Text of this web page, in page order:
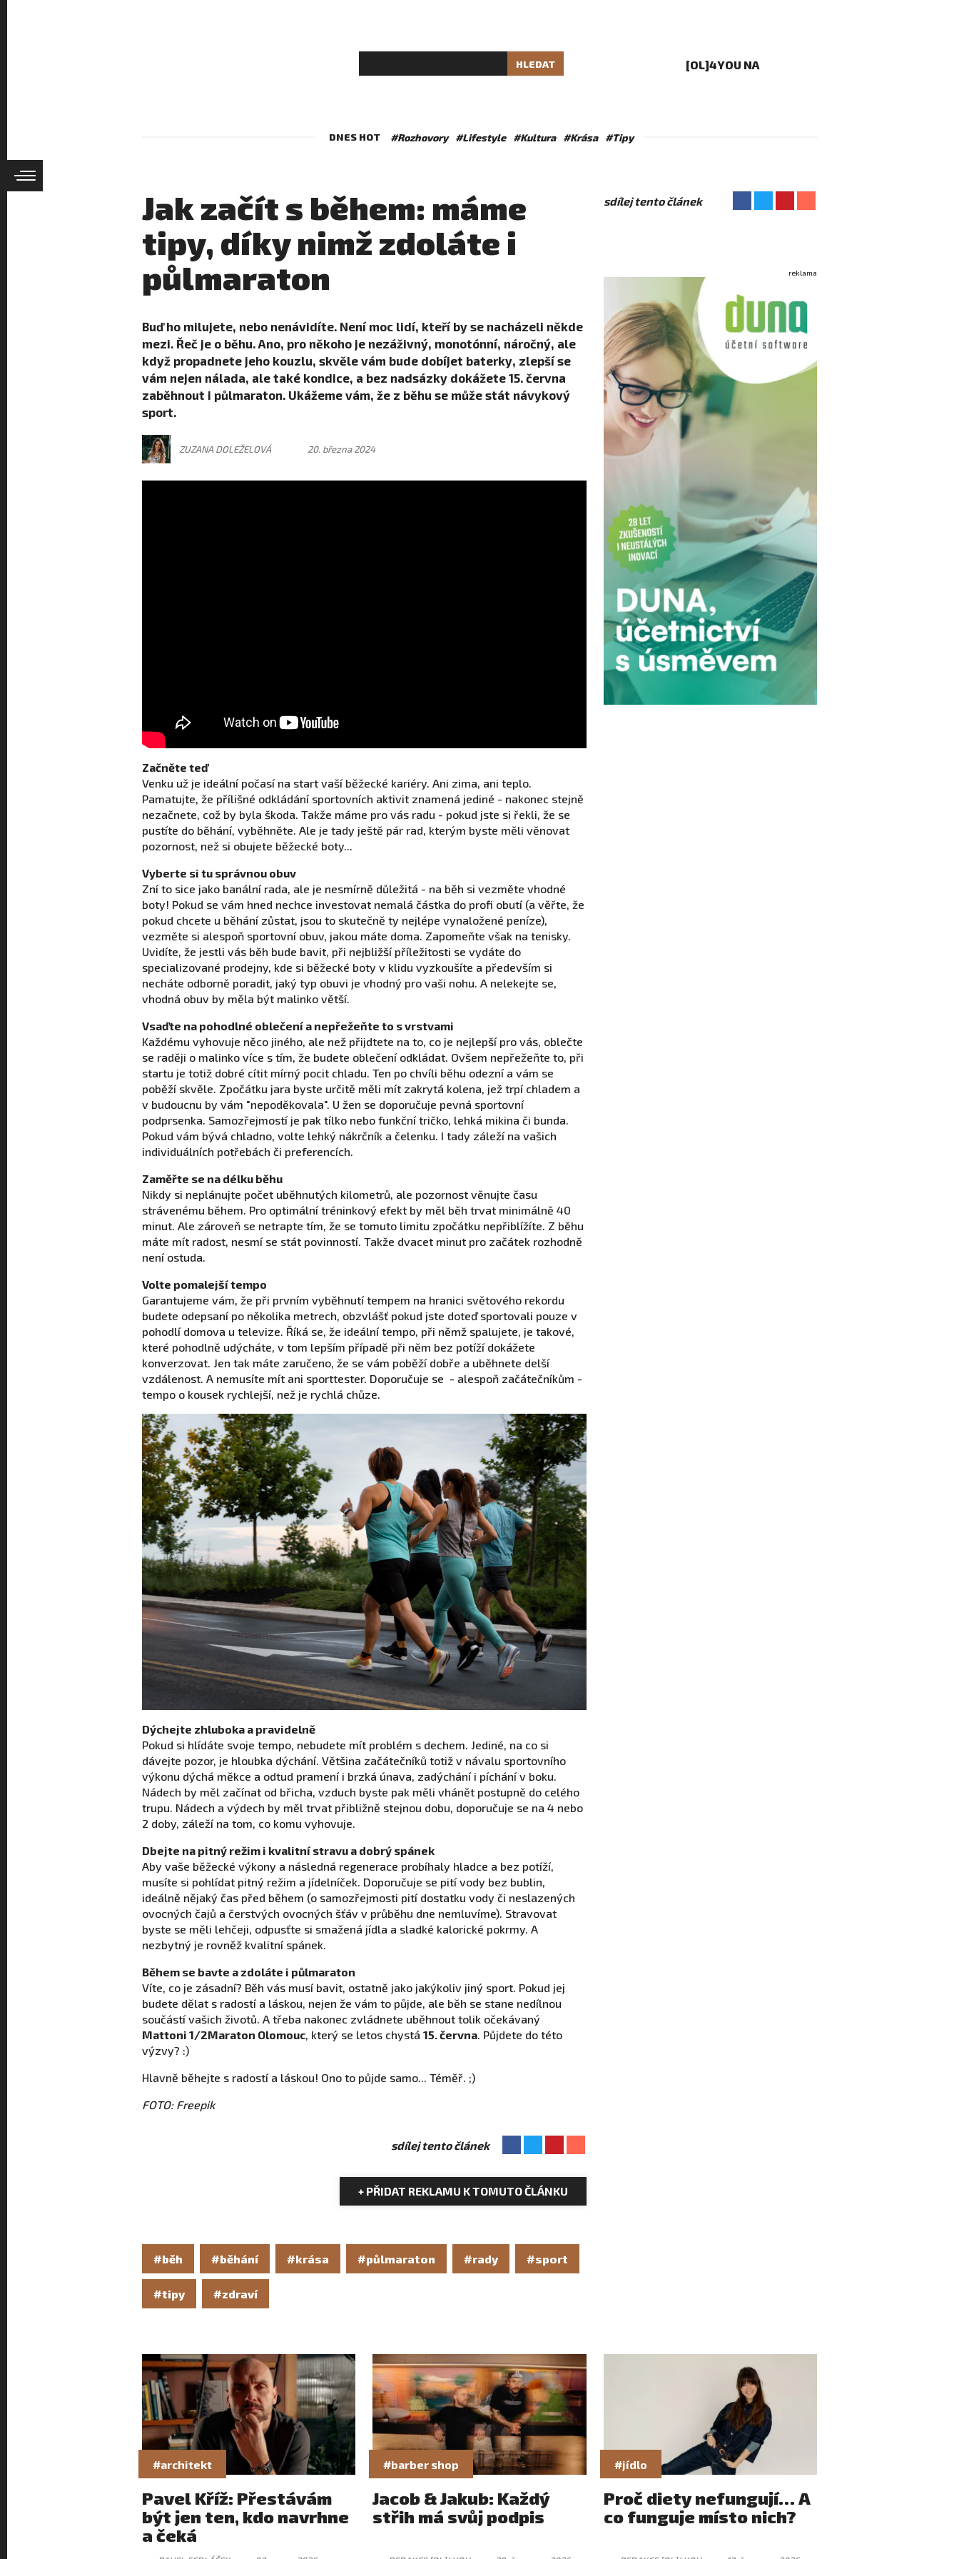
HLEDAT [OL]4YOU NA
DNES HOT #Rozhovory #Lifestyle #Kultura #Krása #Tipy
Jak začít s během: máme
tipy, díky nimž zdoláte i
půlmaraton
Buď ho milujete, nebo nenávidíte. Není moc lidí, kteří by se nacházeli někde
mezi. Řeč je o běhu. Ano, pro někoho je nezáživný, monotónní, náročný, ale
když propadnete jeho kouzlu, skvěle vám bude dobíjet baterky, zlepší se
vám nejen nálada, ale také kondice, a bez nadsázky dokážete 15. června
zaběhnout i půlmaraton. Ukážeme vám, že z běhu se může stát návykový
sport.
ZUZANA DOLEŽELOVÁ 20. března 2024
Začněte teď
Venku už je ideální počasí na start vaší běžecké kariéry. Ani zima, ani teplo.
Pamatujte, že přílišné odkládání sportovních aktivit znamená jediné - nakonec stejně
nezačnete, což by byla škoda. Takže máme pro vás radu - pokud jste si řekli, že se
pustíte do běhání, vyběhněte. Ale je tady ještě pár rad, kterým byste měli věnovat
pozornost, než si obujete běžecké boty...
Vyberte si tu správnou obuv
Zní to sice jako banální rada, ale je nesmírně důležitá - na běh si vezměte vhodné
boty! Pokud se vám hned nechce investovat nemalá částka do profi obutí (a věřte, že
pokud chcete u běhání zůstat, jsou to skutečně ty nejlépe vynaložené peníze),
vezměte si alespoň sportovní obuv, jakou máte doma. Zapomeňte však na tenisky.
Uvidíte, že jestli vás běh bude bavit, při nejbližší příležitosti se vydáte do
specializované prodejny, kde si běžecké boty v klidu vyzkoušíte a především si
necháte odborně poradit, jaký typ obuvi je vhodný pro vaši nohu. A nelekejte se,
vhodná obuv by měla být malinko větší.
Vsaďte na pohodlné oblečení a nepřežeňte to s vrstvami
Každému vyhovuje něco jiného, ale než přijdtete na to, co je nejlepší pro vás, oblečte
se raději o malinko více s tím, že budete oblečení odkládat. Ovšem nepřežeňte to, při
startu je totiž dobré cítit mírný pocit chladu. Ten po chvíli běhu odezní a vám se
poběží skvěle. Zpočátku jara byste určitě měli mít zakrytá kolena, jež trpí chladem a
v budoucnu by vám "nepoděkovala". U žen se doporučuje pevná sportovní
podprsenka. Samozřejmostí je pak tílko nebo funkční tričko, lehká mikina či bunda.
Pokud vám bývá chladno, volte lehký nákrčník a čelenku. I tady záleží na vašich
individuálních potřebách či preferencích.
Zaměřte se na délku běhu
Nikdy si neplánujte počet uběhnutých kilometrů, ale pozornost věnujte času
strávenému během. Pro optimální tréninkový efekt by měl běh trvat minimálně 40
minut. Ale zároveň se netrapte tím, že se tomuto limitu zpočátku nepřiblížíte. Z běhu
máte mít radost, nesmí se stát povinností. Takže dvacet minut pro začátek rozhodně
není ostuda.
Volte pomalejší tempo
Garantujeme vám, že při prvním vyběhnutí tempem na hranici světového rekordu
budete odepsaní po několika metrech, obzvlášť pokud jste doteď sportovali pouze v
pohodlí domova u televize. Říká se, že ideální tempo, při němž spalujete, je takové,
které pohodlně udýcháte, v tom lepším případě při něm bez potíží dokážete
konverzovat. Jen tak máte zaručeno, že se vám poběží dobře a uběhnete delší
vzdálenost. A nemusíte mít ani sporttester. Doporučuje se - alespoň začátečníkům -
tempo o kousek rychlejší, než je rychlá chůze.
Dýchejte zhluboka a pravidelně
Pokud si hlídáte svoje tempo, nebudete mít problém s dechem. Jediné, na co si
dávejte pozor, je hloubka dýchání. Většina začátečníků totiž v návalu sportovního
výkonu dýchá měkce a odtud pramení i brzká únava, zadýchání i píchání v boku.
Nádech by měl začínat od břicha, vzduch byste pak měli vhánět postupně do celého
trupu. Nádech a výdech by měl trvat přibližně stejnou dobu, doporučuje se na 4 nebo
2 doby, záleží na tom, co komu vyhovuje.
Dbejte na pitný režim i kvalitní stravu a dobrý spánek
Aby vaše běžecké výkony a následná regenerace probíhaly hladce a bez potíží,
musíte si pohlídat pitný režim a jídelníček. Doporučuje se pití vody bez bublin,
ideálně nějaký čas před během (o samozřejmosti pití dostatku vody či neslazených
ovocných čajů a čerstvých ovocných šťáv v průběhu dne nemluvíme). Stravovat
byste se měli lehčeji, odpusťte si smažená jídla a sladké kalorické pokrmy. A
nezbytný je rovněž kvalitní spánek.
Během se bavte a zdoláte i půlmaraton
Víte, co je zásadní? Běh vás musí bavit, ostatně jako jakýkoliv jiný sport. Pokud jej
budete dělat s radostí a láskou, nejen že vám to půjde, ale běh se stane nedílnou
součástí vašich životů. A třeba nakonec zvládnete uběhnout tolik očekávaný
Mattoni 1/2Maraton Olomouc, který se letos chystá 15. června. Půjdete do této
výzvy? :)
Hlavně běhejte s radostí a láskou! Ono to půjde samo... Téměř. ;)
FOTO: Freepik
sdílej tento článek
+ PŘIDAT REKLAMU K TOMUTO ČLÁNKU
#běh #běhání #krása #půlmaraton #rady #sport
#tipy #zdraví
sdílej tento článek
reklama
#architekt
Pavel Kříž: Přestávám
být jen ten, kdo navrhne
a čeká
#barber shop
Jacob & Jakub: Každý
střih má svůj podpis
#jídlo
Proč diety nefungují… A
co funguje místo nich?